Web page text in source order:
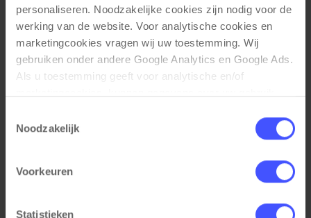
personaliseren. Noodzakelijke cookies zijn nodig voor de
werking van de website. Voor analytische cookies en
marketingcookies vragen wij uw toestemming. Wij
gebruiken onder andere Google Analytics en Google Ads.
Als u toestemming geeft voor analytische en/of
analyse, advertentiemeting, remarketing en
campagneoptimalisatie. Meer informatie vindt u in onze
privacyverklaring en cookieverklaring op onze website.
Daar leest u ook hoe Google gegevens verwerkt wanneer
toestemming op elk moment wijzigen of intrekken via de
Noodzakelijk
Voorkeuren
Statistieken
Gerelateerde producten